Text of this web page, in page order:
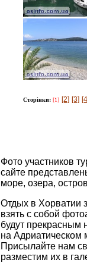
Сторінки: [1] [2] [3]
Фото участников
сайте
море, озера,
Отдых в Хорватии
взять с собой
будут прекрасным
на Адриатическом
Присылайте нам
разместим их в